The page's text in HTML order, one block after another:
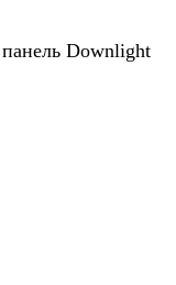
Downlight